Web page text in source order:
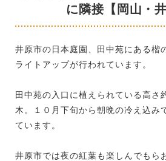
に隣接【岡山・井
井原市の日本庭園、田中苑にある楷
ライトアップが行われています。
田中苑の入口に植えられている高さ
木。１０月下旬から朝晩の冷え込み
ています。
井原市では夜の紅葉も楽しんでもら